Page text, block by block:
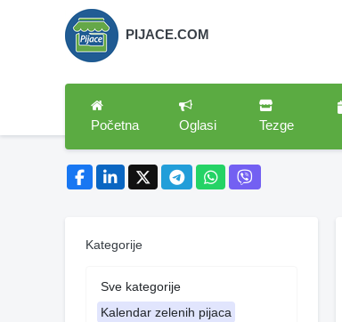
PIJACE.COM
Početna Oglasi Tezge
Kategorije
Sve kategorije
Kalendar zelenih pijaca